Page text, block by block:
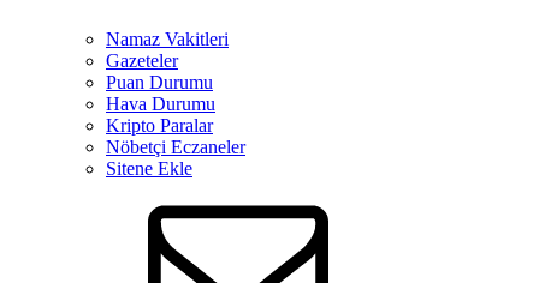
Namaz Vakitleri
Gazeteler
Puan Durumu
Hava Durumu
Kripto Paralar
Nöbetçi Eczaneler
Sitene Ekle